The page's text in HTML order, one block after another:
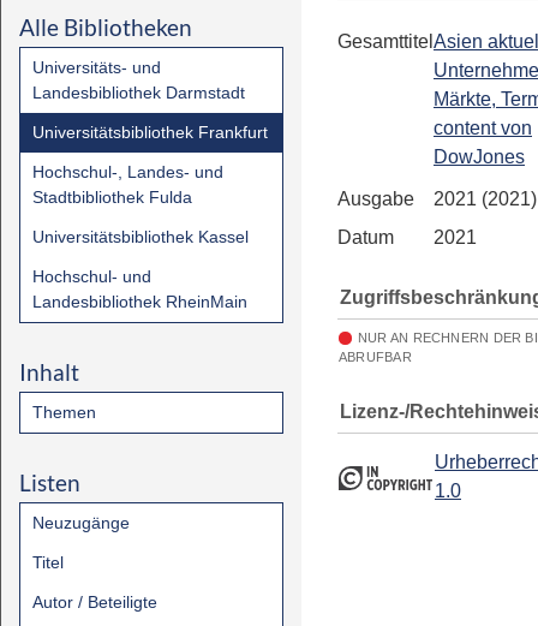
Alle Bibliotheken
Universitäts- und
Landesbibliothek Darmstadt
Universitätsbibliothek Frankfurt
Hochschul-, Landes- und
Stadtbibliothek Fulda
Universitätsbibliothek Kassel
Hochschul- und
Landesbibliothek RheinMain
Inhalt
Themen
Listen
Neuzugänge
Titel
Autor / Beteiligte
Gesamttitel Asien
Märkte,
content von
DowJones
Ausgabe
2021
Datum
2021
NUR AN RECHNERN DER
ABRUFBAR
Lizenz-/
1.0